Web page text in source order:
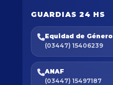
GUARDIAS 24 HS
Equidad de Género
(03447) 15406239
ANAF
(03447) 15497187